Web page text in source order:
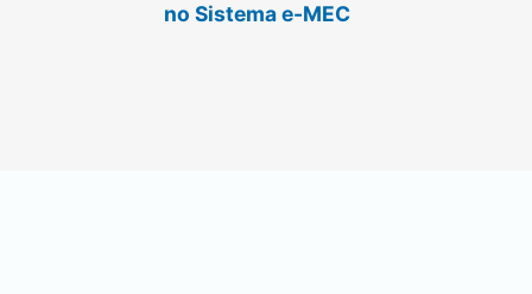
no Sistema e-MEC